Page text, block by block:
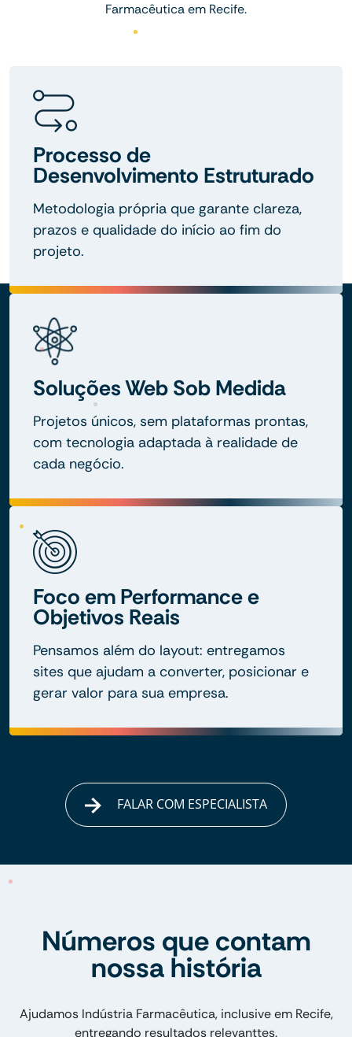
Farmacêutica em Recife.
Processo de
Desenvolvimento Estruturado
Metodologia própria que garante clareza,
prazos e qualidade do início ao fim do
projeto.
Soluções Web Sob Medida
Projetos únicos, sem plataformas prontas,
com tecnologia adaptada à realidade de
cada negócio.
Foco em Performance e
Objetivos Reais
Pensamos além do layout: entregamos
sites que ajudam a converter, posicionar e
gerar valor para sua empresa.
FALAR COM ESPECIALISTA
Números que contam
nossa história
Ajudamos Indústria Farmacêutica, inclusive em Recife,
entregando resultados relevanttes.